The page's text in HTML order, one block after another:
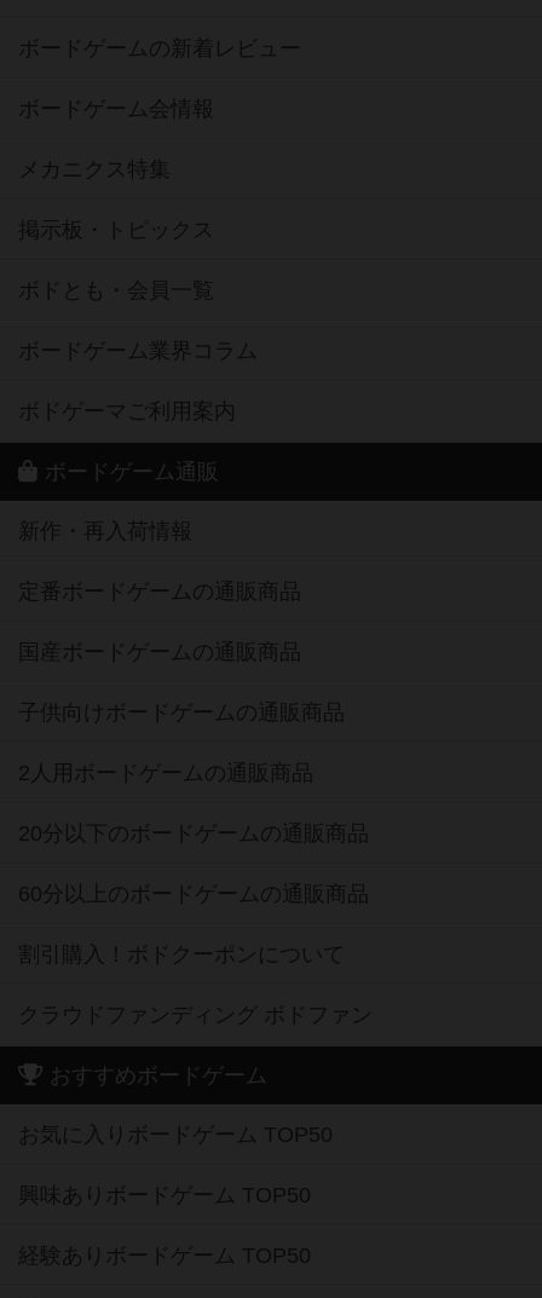
ボードゲームの新着レビュー
ボードゲーム会情報
メカニクス特集
掲示板・トピックス
ボドとも・会員一覧
ボードゲーム業界コラム
ボドゲーマご利用案内
ボードゲーム通販
新作・再入荷情報
定番ボードゲームの通販商品
国産ボードゲームの通販商品
子供向けボードゲームの通販商品
2人用ボードゲームの通販商品
20分以下のボードゲームの通販商品
60分以上のボードゲームの通販商品
割引購入！ボドクーポンについて
クラウドファンディング ボドファン
おすすめボードゲーム
お気に入りボードゲーム TOP50
興味ありボードゲーム TOP50
経験ありボードゲーム TOP50